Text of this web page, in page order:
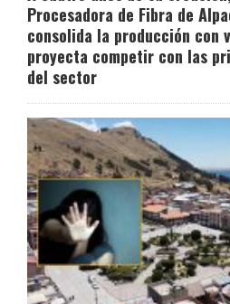
Procesadora de Fibra de
consolida la producción con
proyecta competir con las
del sector